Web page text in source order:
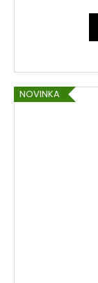
NOVINKA